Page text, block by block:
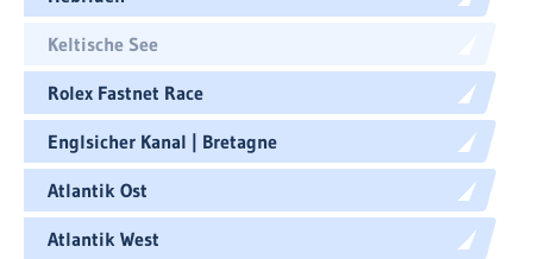
Keltische See
Rolex Fastnet Race
Englsicher Kanal | Bretagne
Atlantik Ost
Atlantik West